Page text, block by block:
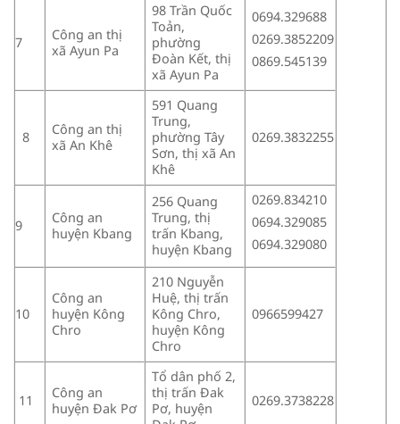
7
Công an thị
xã Ayun Pa
98 Trần Quốc
Toản,
phường
Đoàn Kết, thị
xã Ayun Pa
0694.329688
0269.3852209
0869.545139
8
Công an thị
xã An Khê
591 Quang
Trung,
phường Tây
Sơn, thị xã An
Khê
0269.3832255
9
Công an
huyện Kbang
256 Quang
Trung, thị
trấn Kbang,
huyện Kbang
0269.834210
0694.329085
0694.329080
10
Công an
huyện Kông
Chro
210 Nguyễn
Huệ, thị trấn
Kông Chro,
huyện Kông
Chro
0966599427
11
Công an
huyện Đak Pơ
Tổ dân phố 2,
thị trấn Đak
Pơ, huyện
0269.3738228